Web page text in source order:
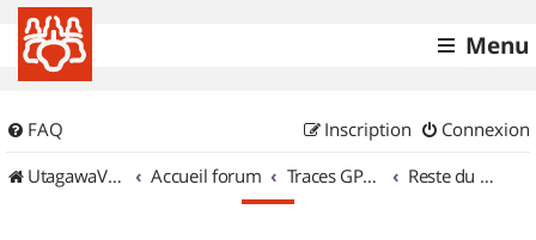
Menu
FAQ Connexion
Inscription
UtagawaVTT (Randos VTT et VTTAE avec traces GPS)
Accueil forum Traces GPS de randos VTT Reste du monde